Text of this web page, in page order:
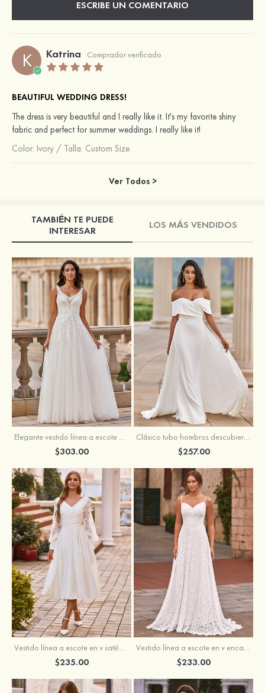
ESCRIBE UN COMENTARIO
K Katrina Comprador verificado
BEAUTIFUL WEDDING DRESS!
The dress is very beautiful and I really like it. It's my favorite shiny
fabric and perfect for summer weddings. I really like it!
Color: Ivory / Talla: Custom Size
Ver Todos >
TAMBIÉN TE PUEDE
INTERESAR
LOS MÁS VENDIDOS
Elegante vestido línea a escote en v barrer tren tul vestido de novia
$303.00
Clásico tubo hombros descubiertos desmontable crepé elástico vestido de novia
$257.00
Vestido línea a escote en v satén hasta la tibia vestido de novia
$235.00
Vestido línea a escote en v encaje cola de barrido vestido de novia
$233.00